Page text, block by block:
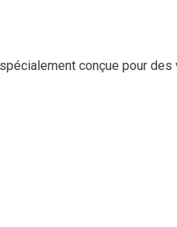
conçue pour